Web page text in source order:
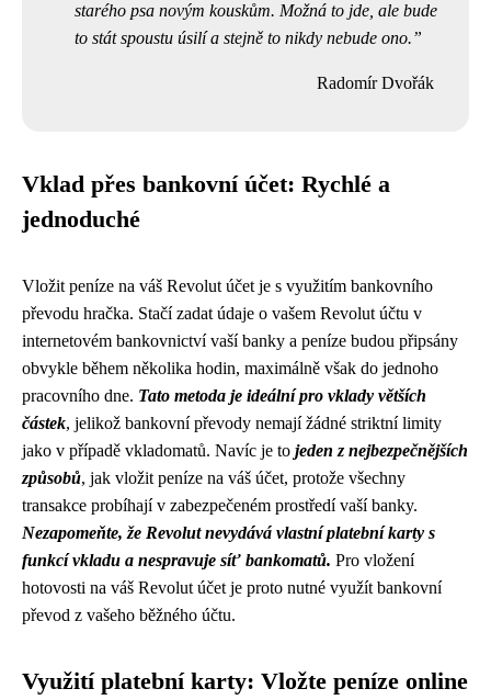
starého psa novým kouskům. Možná to jde, ale bude
to stát spoustu úsilí a stejně to nikdy nebude ono.
Radomír Dvořák
Vklad přes bankovní účet: Rychlé a
jednoduché
Vložit peníze na váš Revolut účet je s využitím bankovního
převodu hračka. Stačí zadat údaje o vašem Revolut účtu v
internetovém bankovnictví vaší banky a peníze budou připsány
obvykle během několika hodin, maximálně však do jednoho
pracovního dne. Tato metoda je ideální pro vklady větších
částek, jelikož bankovní převody nemají žádné striktní limity
jako v případě vkladomatů. Navíc je to jeden z nejbezpečnějších
způsobů, jak vložit peníze na váš účet, protože všechny
transakce probíhají v zabezpečeném prostředí vaší banky.
Nezapomeňte, že Revolut nevydává vlastní platební karty s
funkcí vkladu a nespravuje síť bankomatů. Pro vložení
hotovosti na váš Revolut účet je proto nutné využít bankovní
převod z vašeho běžného účtu.
Využití platební karty: Vložte peníze online